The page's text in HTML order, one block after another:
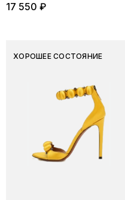
17 550 ₽
ХОРОШЕЕ СОСТОЯНИЕ